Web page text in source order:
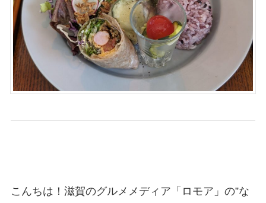
こんちは！滋賀のグルメメディア「ロモア」の”な